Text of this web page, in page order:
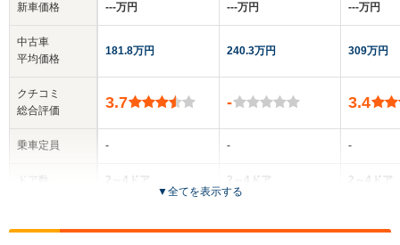
新車価格
中古車
平均価格
クチコミ
総合評価
乗車定員
ドア数
‐‐‐万円
181.8万円
3.7
-
2～4ドア
‐‐‐万円
240.3万円
-
-
2～4ドア
‐‐‐万円
309万円
3.4
-
2～4ドア
▼全てを表示する